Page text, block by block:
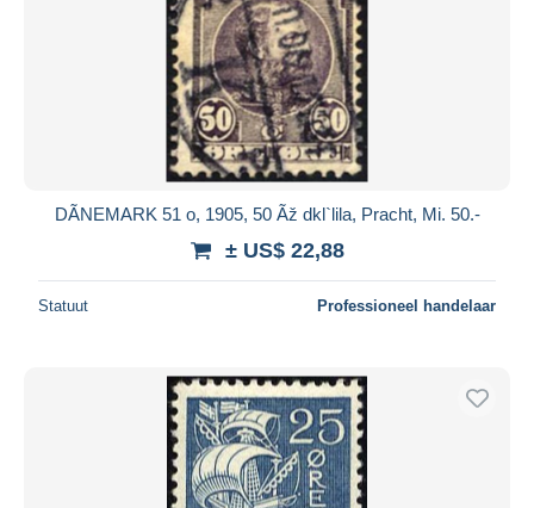
DÃNEMARK 51 o, 1905, 50 Ãž dkl`lila, Pracht, Mi. 50.-
± US$ 22,88
Statuut Professioneel handelaar